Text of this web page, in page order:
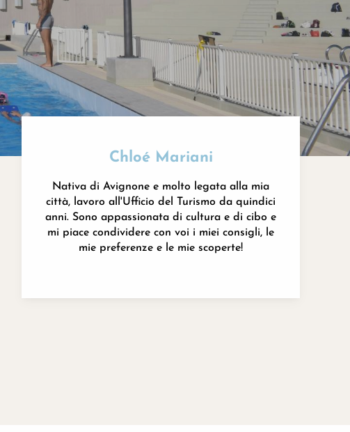
Chloé Mariani
Nativa di Avignone e molto legata alla mia
città, lavoro all'Ufficio del Turismo da quindici
anni. Sono appassionata di cultura e di cibo e
mi piace condividere con voi i miei consigli, le
mie preferenze e le mie scoperte!